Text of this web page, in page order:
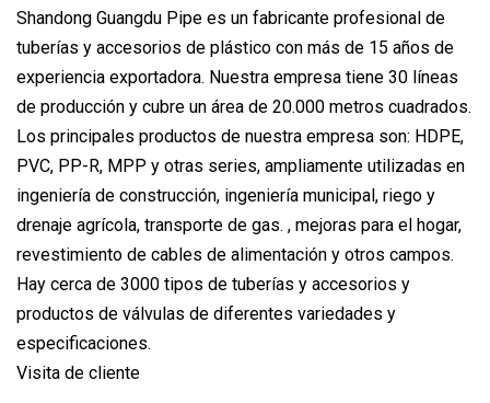
Shandong Guangdu Pipe es un fabricante profesional de
tuberías y accesorios de plástico con más de 15 años de
experiencia exportadora. Nuestra empresa tiene 30 líneas
de producción y cubre un área de 20.000 metros cuadrados.
Los principales productos de nuestra empresa son: HDPE,
PVC, PP-R, MPP y otras series, ampliamente utilizadas en
ingeniería de construcción, ingeniería municipal, riego y
drenaje agrícola, transporte de gas. , mejoras para el hogar,
revestimiento de cables de alimentación y otros campos.
Hay cerca de 3000 tipos de tuberías y accesorios y
productos de válvulas de diferentes variedades y
especificaciones.
Visita de cliente